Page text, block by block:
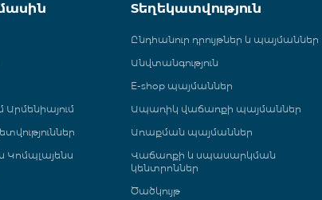
Կոմպլայենս
Տեղեկատվություն
Ընդհանուր դրույթներ և պայմաններ
Անվտանգություն
E-shop պայմաններ
Ապառիկ վաճառքի պայմաններ
Առաքման պայմաններ
Վաճառքի և սպասարկման
կենտրոններ
Ծածկույթ